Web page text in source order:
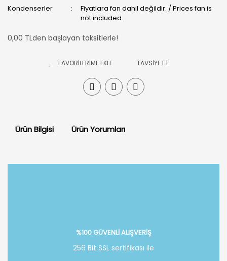
Kondenserler
Fiyatlara fan dahil değildir. / Prices fan is
not included.
0,00 TLden başlayan taksitlerle!
TAVSİYE ET
Ürün Bilgisi Ürün Yorumları
%100 GÜVENLİ ALIŞVERİŞ
256 Bit SSL sertifikası ile